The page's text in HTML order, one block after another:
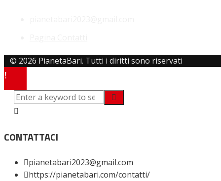
© 2026 PianetaBari. Tutti i diritti sono riservati
CONTATTACI
pianetabari2023@gmail.com
https://pianetabari.com/contatti/